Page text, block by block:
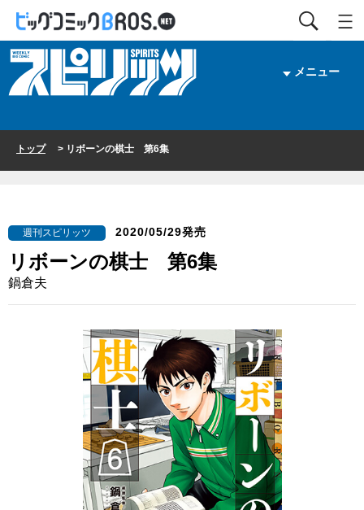
メニュー
トップ> リボーンの棋士 第6集
週刊スピリッツ 2020/05/29発売
リボーンの棋士 第6集
鍋倉夫